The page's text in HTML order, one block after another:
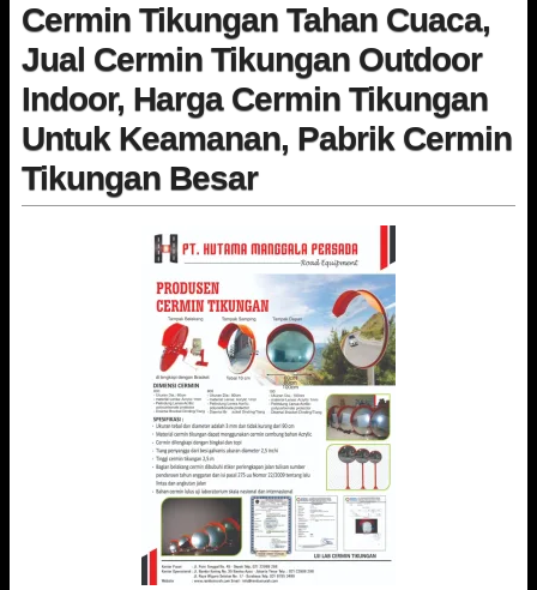
Cermin Tikungan Tahan Cuaca,
Jual Cermin Tikungan Outdoor
Indoor, Harga Cermin Tikungan
Untuk Keamanan, Pabrik Cermin
Tikungan Besar